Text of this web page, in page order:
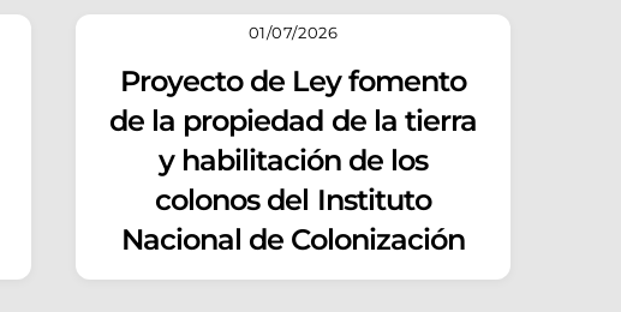
01/07/2026
Proyecto de Ley fomento
de la propiedad de la tierra
y habilitación de los
colonos del Instituto
Nacional de Colonización